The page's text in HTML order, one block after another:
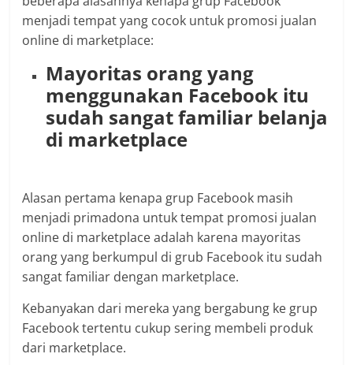
menjadi tempat yang cocok untuk promosi jualan
online di marketplace:
Mayoritas orang yang
menggunakan Facebook itu
sudah sangat familiar belanja
di marketplace
Alasan pertama kenapa grup Facebook masih
menjadi primadona untuk tempat promosi jualan
online di marketplace adalah karena mayoritas
orang yang berkumpul di grub Facebook itu sudah
sangat familiar dengan marketplace.
Kebanyakan dari mereka yang bergabung ke grup
Facebook tertentu cukup sering membeli produk
dari marketplace.